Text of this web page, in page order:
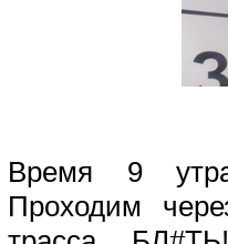
Время 9
Проходим